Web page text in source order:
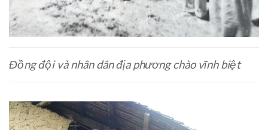
Đồng đội và nhân dân địa phương chào vĩnh biệt